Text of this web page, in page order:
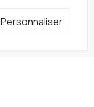
Personnaliser